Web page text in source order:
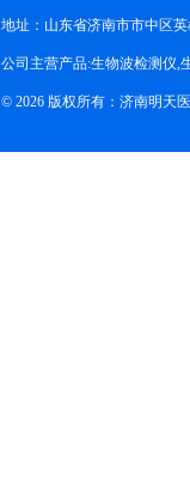
地址：山东省济南市市中区
公司主营产品:生物波检测仪,
© 2026 版权所有：济南明天